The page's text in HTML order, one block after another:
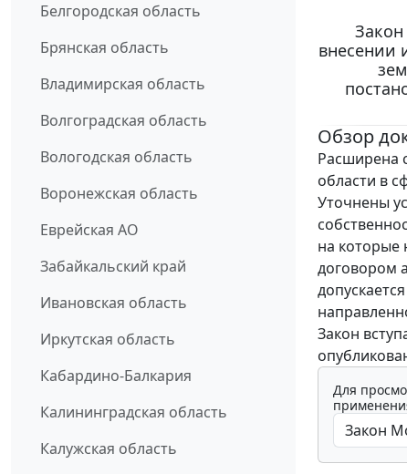
Белгородская область
Брянская область
Владимирская область
Волгоградская область
Вологодская область
Воронежская область
Еврейская АО
Забайкальский край
Ивановская область
Иркутская область
Кабардино-Балкария
Калининградская область
Калужская область
внесении
Обзор
Расширена
области в
Уточнены
на которые
договором
Закон
Для